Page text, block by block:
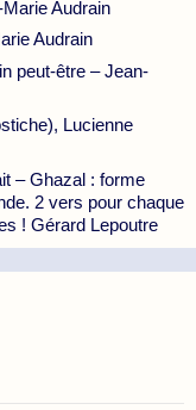
Audrain
Audrain
peut-être – Jean-
Lucienne
– Ghazal : forme
2 vers pour chaque
! Gérard Lepoutre